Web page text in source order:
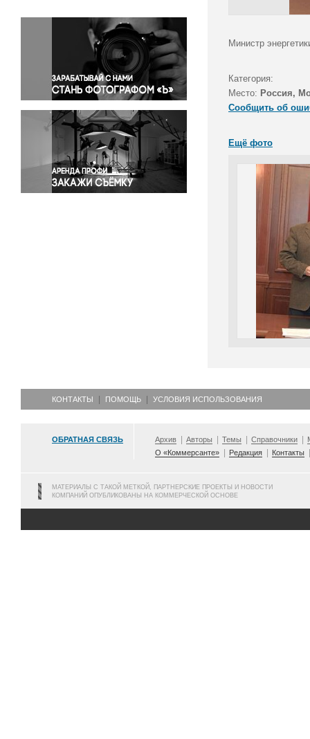
Окружающая среда
Политика
Правосудие
Происшествия и конфликты
Религия
Светская жизнь
Спорт
Экология
Экономика и бизнес
Министр
Категория:
Место: Россия,
Сообщить об
Ещё фото
КОНТАКТЫ ПОМОЩЬ УСЛОВИЯ ИСПОЛЬЗОВАНИЯ
ОБРАТНАЯ СВЯЗЬ Архив Авторы Темы Справочники
О «Коммерсанте»
Редакция Контакты
МАТЕРИАЛЫ С ТАКОЙ МЕТКОЙ, ПАРТНЕРСКИЕ ПРОЕКТЫ И НОВОСТИ
КОМПАНИЙ ОПУБЛИКОВАНЫ НА КОММЕРЧЕСКОЙ ОСНОВЕ